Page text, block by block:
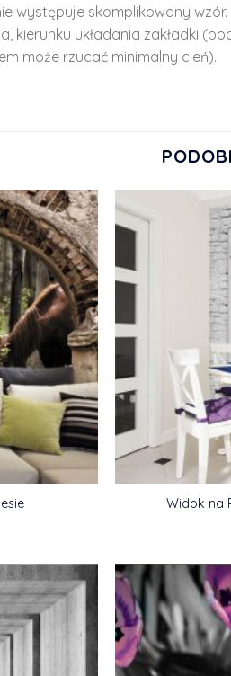
występuje skomplikowany
kierunku układania zakładki
może rzucać minimalny cień).
Widok na